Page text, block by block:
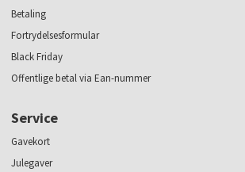
Betaling
Fortrydelsesformular
Black Friday
Offentlige betal via Ean-nummer
Service
Gavekort
Julegaver